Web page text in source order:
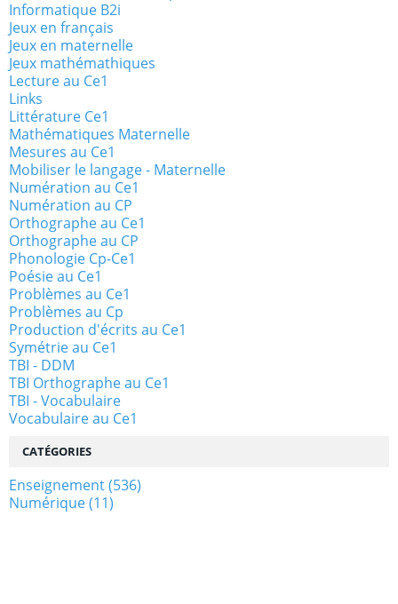
Informatique B2i
Jeux en français
Jeux en maternelle
Jeux mathémathiques
Lecture au Ce1
Links
Littérature Ce1
Mathématiques Maternelle
Mesures au Ce1
Mobiliser le langage - Maternelle
Numération au Ce1
Numération au CP
Orthographe au Ce1
Orthographe au CP
Phonologie Cp-Ce1
Poésie au Ce1
Problèmes au Ce1
Problèmes au Cp
Production d'écrits au Ce1
Symétrie au Ce1
TBI - DDM
TBI Orthographe au Ce1
TBI - Vocabulaire
Vocabulaire au Ce1
CATÉGORIES
Enseignement(536)
Numérique(11)